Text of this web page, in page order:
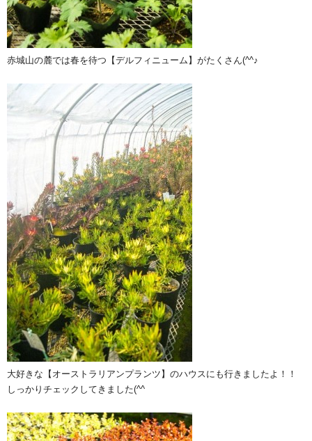
赤城山の麓では春を待つ【デルフィニューム】がたくさん(^^♪
大好きな【オーストラリアンプランツ】のハウスにも行きましたよ！！
しっかりチェックしてきました(^^ゞ